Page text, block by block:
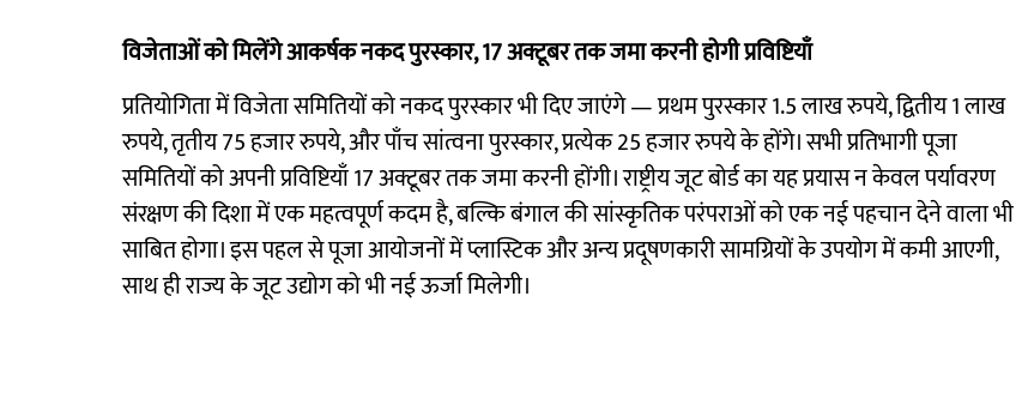
विजेताओं को मिलेंगे आकर्षक नकद पुरस्कार, 17 अक्टूबर तक जमा करनी होगी प्रविष्टियाँ
प्रतियोगिता में विजेता समितियों को नकद पुरस्कार भी दिए जाएंगे — प्रथम पुरस्कार 1.5 लाख रुपये, द्वितीय 1 लाख
रुपये, तृतीय 75 हजार रुपये, और पाँच सांत्वना पुरस्कार, प्रत्येक 25 हजार रुपये के होंगे। सभी प्रतिभागी पूजा
समितियों को अपनी प्रविष्टियाँ 17 अक्टूबर तक जमा करनी होंगी। राष्ट्रीय जूट बोर्ड का यह प्रयास न केवल पर्यावरण
संरक्षण की दिशा में एक महत्वपूर्ण कदम है, बल्कि बंगाल की सांस्कृतिक परंपराओं को एक नई पहचान देने वाला भी
साबित होगा। इस पहल से पूजा आयोजनों में प्लास्टिक और अन्य प्रदूषणकारी सामग्रियों के उपयोग में कमी आएगी,
साथ ही राज्य के जूट उद्योग को भी नई ऊर्जा मिलेगी।